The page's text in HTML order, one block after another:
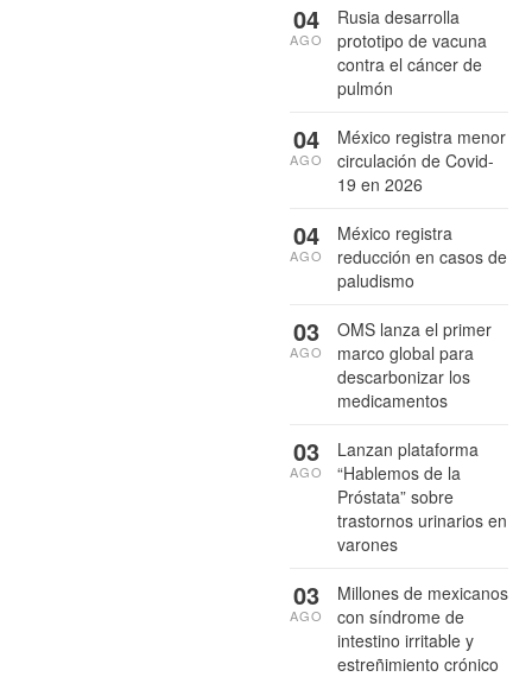
Rusia desarrolla
prototipo de vacuna
contra el cáncer de
pulmón
04
AGO
México registra menor
circulación de Covid-
19 en 2026
04
AGO
México registra
reducción en casos de
paludismo
04
AGO
OMS lanza el primer
marco global para
descarbonizar los
medicamentos
03
AGO
Lanzan plataforma
“Hablemos de la
Próstata” sobre
trastornos urinarios en
varones
03
AGO
Millones de mexicanos
con síndrome de
intestino irritable y
estreñimiento crónico
03
AGO